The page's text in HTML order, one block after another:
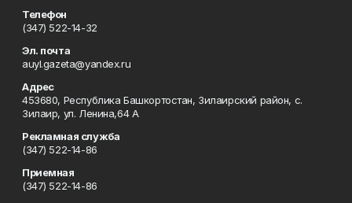
Телефон
(347) 522-14-32
Эл. почта
auyl.gazeta@yandex.ru
Адрес
453680, Республика Башкортостан, Зилаирский район, с.
Зилаир, ул. Ленина,64 А
Рекламная служба
(347) 522-14-86
Приемная
(347) 522-14-86